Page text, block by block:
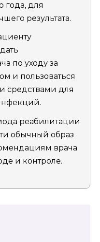
года, для
результата.
по уходу за
и пользоваться
средствами для
реабилитации
обычный образ
врача
и контроле.